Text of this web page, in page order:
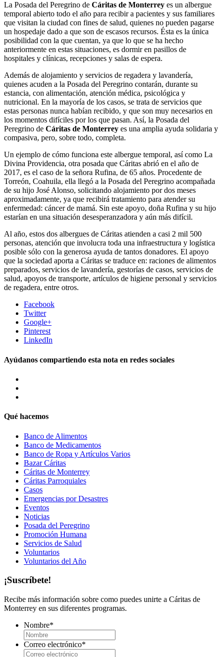
La Posada del Peregrino de Cáritas de Monterrey es un albergue
temporal abierto todo el año para recibir a pacientes y sus familiares
que visitan la ciudad con fines de salud, quienes no pueden pagarse
un hospedaje dado a que son de escasos recursos. Ésta es la única
posibilidad con la que cuentan, ya que lo que se ha hecho
anteriormente en estas situaciones, es dormir en pasillos de
hospitales y clínicas, recepciones y salas de espera.
Además de alojamiento y servicios de regadera y lavandería,
quienes acuden a la Posada del Peregrino contarán, durante su
estancia, con alimentación, atención médica, psicológica y
nutricional. En la mayoría de los casos, se trata de servicios que
estas personas nunca habían recibido, y que son muy necesarios en
los momentos difíciles por los que pasan. Así, la Posada del
Peregrino de Cáritas de Monterrey es una amplia ayuda solidaria y
compasiva, pero, sobre todo, completa.
Un ejemplo de cómo funciona este albergue temporal, así como La
Divina Providencia, otra posada que Cáritas abrió en el año de
2017, es el caso de la señora Rufina, de 65 años. Procedente de
Torreón, Coahuila, ella llegó a la Posada del Peregrino acompañada
de su hijo José Alonso, solicitando alojamiento por dos meses
aproximadamente, ya que recibirá tratamiento para atender su
enfermedad: cáncer de mamá. Sin este apoyo, doña Rufina y su hijo
estarían en una situación desesperanzadora y aún más difícil.
Al año, estos dos albergues de Cáritas atienden a casi 2 mil 500
personas, atención que involucra toda una infraestructura y logística
posible sólo con la generosa ayuda de tantos donadores. El apoyo
que la sociedad aporta a Cáritas se traduce en: raciones de alimentos
preparados, servicios de lavandería, gestorías de casos, servicios de
salud, apoyos de transporte, artículos de higiene personal y servicios
de regadera, entre otros.
Facebook
Twitter
Google+
Pinterest
LinkedIn
Ayúdanos compartiendo esta nota en redes sociales
Qué hacemos
Banco de Alimentos
Banco de Medicamentos
Banco de Ropa y Artículos Varios
Bazar Cáritas
Cáritas de Monterrey
Cáritas Parroquiales
Casos
Emergencias por Desastres
Eventos
Noticias
Posada del Peregrino
Promoción Humana
Servicios de Salud
Voluntarios
Voluntarios del Año
¡Suscríbete!
Recibe más información sobre como puedes unirte a Cáritas de
Monterrey en sus diferentes programas.
Nombre*
Correo electrónico*